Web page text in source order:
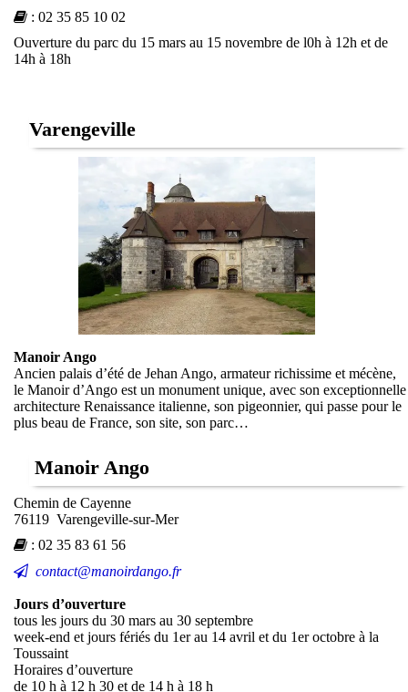
: 02 35 85 10 02
Ouverture du parc du 15 mars au 15 novembre de l0h à 12h et de
14h à 18h
Varengeville
Manoir Ango
Ancien palais d’été de Jehan Ango, armateur richissime et mécène,
le Manoir d’Ango est un monument unique, avec son exceptionnelle
architecture Renaissance italienne, son pigeonnier, qui passe pour le
plus beau de France, son site, son parc…
Manoir Ango
Chemin de Cayenne
76119 Varengeville-sur-Mer
: 02 35 83 61 56
contact@manoirdango.fr
Jours d’ouverture
tous les jours du 30 mars au 30 septembre
week-end et jours fériés du 1er au 14 avril et du 1er octobre à la
Toussaint
Horaires d’ouverture
de 10 h à 12 h 30 et de 14 h à 18 h